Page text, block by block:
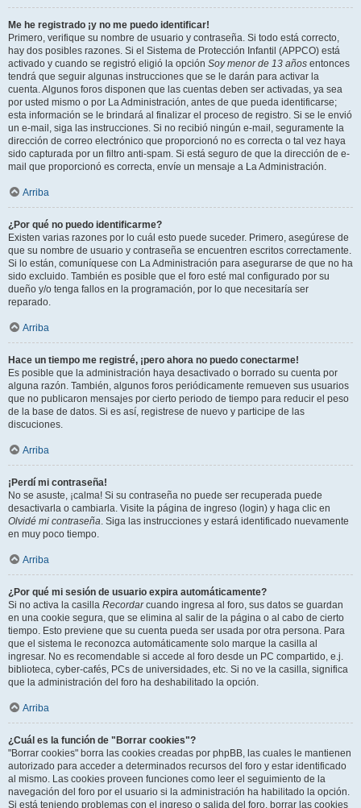
Me he registrado ¡y no me puedo identificar!
Primero, verifique su nombre de usuario y contraseña. Si todo está correcto,
hay dos posibles razones. Si el Sistema de Protección Infantil (APPCO) está
activado y cuando se registró eligió la opción Soy menor de 13 años entonces
tendrá que seguir algunas instrucciones que se le darán para activar la
cuenta. Algunos foros disponen que las cuentas deben ser activadas, ya sea
por usted mismo o por La Administración, antes de que pueda identificarse;
esta información se le brindará al finalizar el proceso de registro. Si se le envió
un e-mail, siga las instrucciones. Si no recibió ningún e-mail, seguramente la
dirección de correo electrónico que proporcionó no es correcta o tal vez haya
sido capturada por un filtro anti-spam. Si está seguro de que la dirección de e-
mail que proporcionó es correcta, envíe un mensaje a La Administración.
Arriba
¿Por qué no puedo identificarme?
Existen varias razones por lo cuál esto puede suceder. Primero, asegúrese de
que su nombre de usuario y contraseña se encuentren escritos correctamente.
Si lo están, comuníquese con La Administración para asegurarse de que no ha
sido excluido. También es posible que el foro esté mal configurado por su
dueño y/o tenga fallos en la programación, por lo que necesitaría ser
reparado.
Arriba
Hace un tiempo me registré, ¡pero ahora no puedo conectarme!
Es posible que la administración haya desactivado o borrado su cuenta por
alguna razón. También, algunos foros periódicamente remueven sus usuarios
que no publicaron mensajes por cierto periodo de tiempo para reducir el peso
de la base de datos. Si es así, registrese de nuevo y participe de las
discuciones.
Arriba
¡Perdí mi contraseña!
No se asuste, ¡calma! Si su contraseña no puede ser recuperada puede
desactivarla o cambiarla. Visite la página de ingreso (login) y haga clic en
Olvidé mi contraseña. Siga las instrucciones y estará identificado nuevamente
en muy poco tiempo.
Arriba
¿Por qué mi sesión de usuario expira automáticamente?
Si no activa la casilla Recordarcuando ingresa al foro, sus datos se guardan
en una cookie segura, que se elimina al salir de la página o al cabo de cierto
tiempo. Esto previene que su cuenta pueda ser usada por otra persona. Para
que el sistema le reconozca automáticamente solo marque la casilla al
ingresar. No es recomendable si accede al foro desde un PC compartido, e.j.
biblioteca, cyber-cafés, PCs de universidades, etc. Si no ve la casilla, significa
que la administración del foro ha deshabilitado la opción.
Arriba
¿Cuál es la función de "Borrar cookies"?
"Borrar cookies" borra las cookies creadas por phpBB, las cuales le mantienen
autorizado para acceder a determinados recursos del foro y estar identificado
al mismo. Las cookies proveen funciones como leer el seguimiento de la
navegación del foro por el usuario si la administración ha habilitado la opción.
Si está teniendo problemas con el ingreso o salida del foro, borrar las cookies